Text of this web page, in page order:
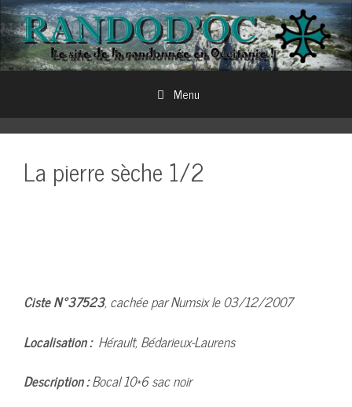
Aller
au
contenu
Menu
La pierre sèche 1/2
Ciste N°37523, cachée par Numsix le 03/12/2007
Localisation : Hérault, Bédarieux-Laurens
Description :Bocal 10*6 sac noir